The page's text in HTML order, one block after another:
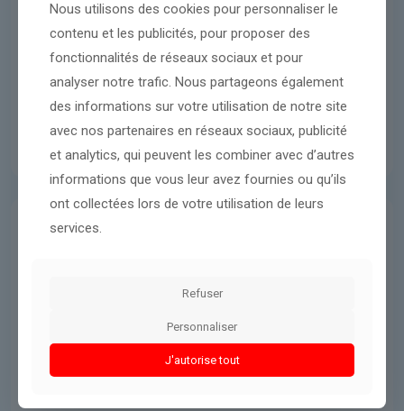
Guerres & Conflits
missiles «PrSM», utilisés pour la
première fois par les Etats-Unis ?
Lire l'article
Nous utilisons des cookies pour personnaliser le
contenu et les publicités, pour proposer des
fonctionnalités de réseaux sociaux et pour
analyser notre trafic. Nous partageons également
des informations sur votre utilisation de notre site
avec nos partenaires en réseaux sociaux, publicité
et analytics, qui peuvent les combiner avec d’autres
informations que vous leur avez fournies ou qu’ils
ont collectées lors de votre utilisation de leurs
services.
Refuser
Personnaliser
J'autorise tout